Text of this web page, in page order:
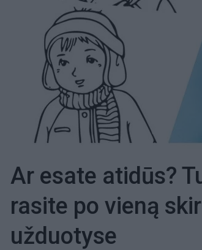
Ar esate atidūs?
rasite po vieną
užduotyse